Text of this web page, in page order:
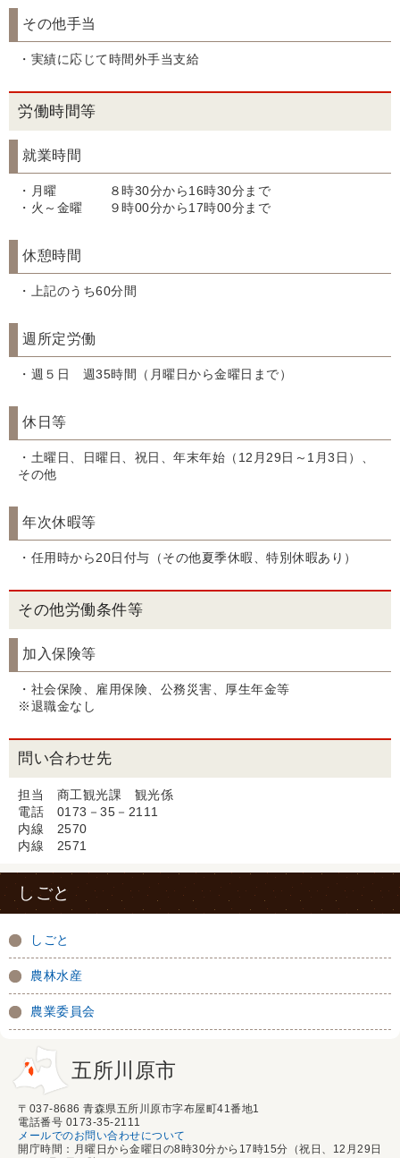
その他手当
・実績に応じて時間外手当支給
労働時間等
就業時間
・月曜 ８時30分から16時30分まで
・火～金曜 ９時00分から17時00分まで
休憩時間
・上記のうち60分間
週所定労働
・週５日 週35時間（月曜日から金曜日まで）
休日等
・土曜日、日曜日、祝日、年末年始（12月29日～1月3日）、
その他
年次休暇等
・任用時から20日付与（その他夏季休暇、特別休暇あり）
その他労働条件等
加入保険等
・社会保険、雇用保険、公務災害、厚生年金等
※退職金なし
問い合わせ先
担当 商工観光課 観光係
電話 0173－35－2111
内線 2570
内線 2571
しごと
しごと
農林水産
農業委員会
五所川原市
〒037-8686 青森県五所川原市字布屋町41番地1
電話番号 0173-35-2111
メールでのお問い合わせについて
開庁時間：月曜日から金曜日の8時30分から17時15分（祝日、12月29日